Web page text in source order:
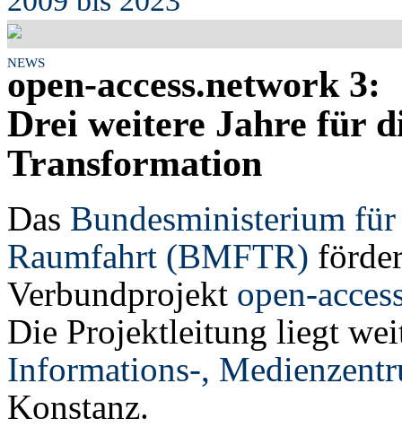
NEWS
open-access.network 3:
Drei weitere Jahre für
Transformation
Das Bundesministerium
Raumfahrt (BMFTR)
Verbundprojekt open-
Die Projektleitung liegt
Informations-,
Konstanz.